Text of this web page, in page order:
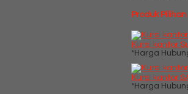
Produk Pilihan
Kursi kantor
*Harga
Kursi kantor
*Harga